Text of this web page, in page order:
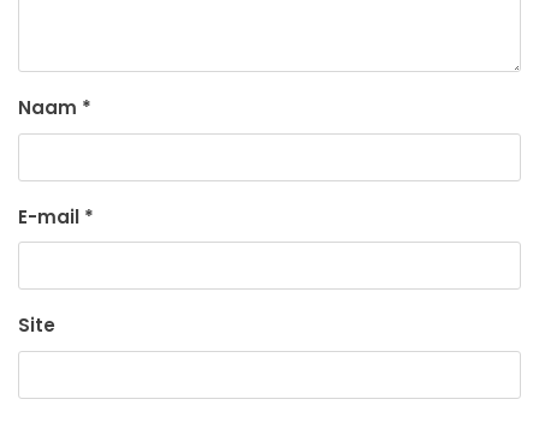
Naam *
E-mail *
Site